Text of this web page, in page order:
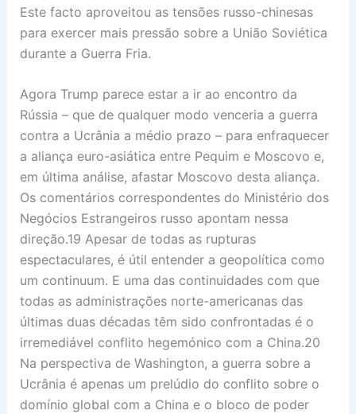
Este facto aproveitou as tensões russo-chinesas
para exercer mais pressão sobre a União Soviética
durante a Guerra Fria.
Agora Trump parece estar a ir ao encontro da
Rússia – que de qualquer modo venceria a guerra
contra a Ucrânia a médio prazo – para enfraquecer
a aliança euro-asiática entre Pequim e Moscovo e,
em última análise, afastar Moscovo desta aliança.
Os comentários correspondentes do Ministério dos
Negócios Estrangeiros russo apontam nessa
direção.19 Apesar de todas as rupturas
espectaculares, é útil entender a geopolítica como
um continuum. E uma das continuidades com que
todas as administrações norte-americanas das
últimas duas décadas têm sido confrontadas é o
irremediável conflito hegemónico com a China.20
Na perspectiva de Washington, a guerra sobre a
Ucrânia é apenas um prelúdio do conflito sobre o
domínio global com a China e o bloco de poder